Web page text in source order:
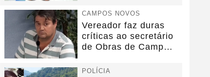
CAMPOS NOVOS
Vereador faz duras
críticas ao secretário
de Obras de Campos
POLÍCIA